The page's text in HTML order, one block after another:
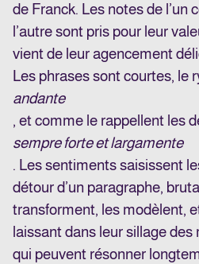
de Franck. Les notes de l’un
l’autre sont pris pour leur
vient de leur agencement
Les phrases sont courtes, le
andante
, et comme le rappellent les
sempre forte et largamente
. Les sentiments saisissent
détour d’un paragraphe,
transforment, les modèlent,
laissant dans leur sillage
qui peuvent résonner